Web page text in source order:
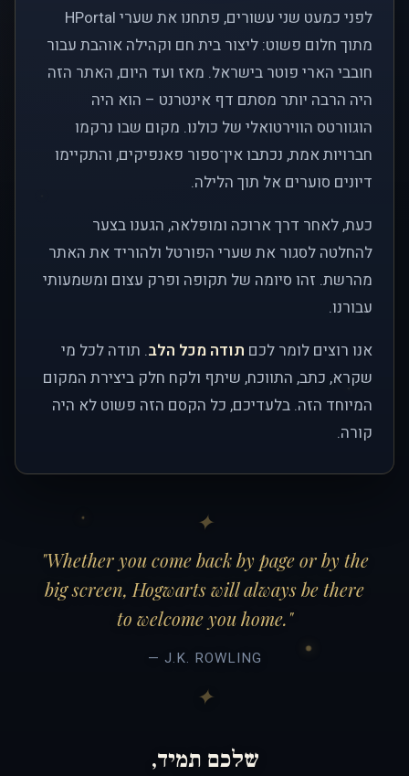
לפני כמעט שני עשורים, פתחנו את שערי HPortal
מתוך חלום פשוט: ליצור בית חם וקהילה אוהבת עבור
חובבי הארי פוטר בישראל. מאז ועד היום, האתר הזה
היה הרבה יותר מסתם דף אינטרנט – הוא היה
הוגוורטס הווירטואלי של כולנו. מקום שבו נרקמו
חברויות אמת, נכתבו אין־ספור פאנפיקים, והתקיימו
דיונים סוערים אל תוך הלילה.
כעת, לאחר דרך ארוכה ומופלאה, הגענו בצער
להחלטה לסגור את שערי הפורטל ולהוריד את האתר
מהרשת. זהו סיומה של תקופה ופרק עצום ומשמעותי
עבורנו.
אנו רוצים לומר לכם תודה מכל הלב. תודה לכל מי
שקרא, כתב, התווכח, שיתף ולקח חלק ביצירת המקום
המיוחד הזה. בלעדיכם, כל הקסם הזה פשוט לא היה
קורה.
"Whether you come back by page or by the
big screen, Hogwarts will always be there
to welcome you home."
— J.K. ROWLING
שלכם תמיד,